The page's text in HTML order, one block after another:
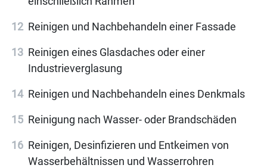
Reinigen und Nachbehandeln einer Fassade
Reinigen eines Glasdaches oder einer
Industrieverglasung
Reinigen und Nachbehandeln eines Denkmals
Reinigung nach Wasser- oder Brandschäden
Reinigen, Desinfizieren und Entkeimen von
Wasserbehältnissen und Wasserrohren